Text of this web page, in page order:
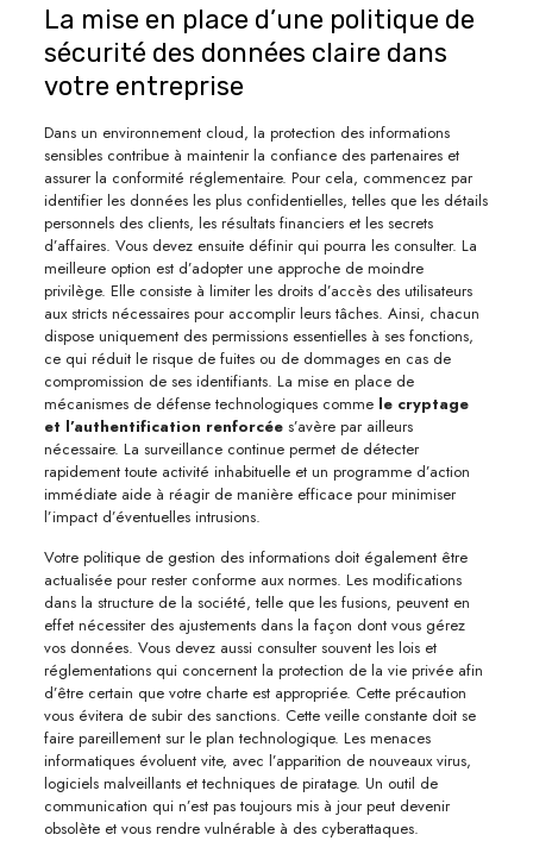
La mise en place d’une politique de
sécurité des données claire dans
votre entreprise
Dans un environnement cloud, la protection des informations
sensibles contribue à maintenir la confiance des partenaires et
assurer la conformité réglementaire. Pour cela, commencez par
identifier les données les plus confidentielles, telles que les détails
personnels des clients, les résultats financiers et les secrets
d’affaires. Vous devez ensuite définir qui pourra les consulter. La
meilleure option est d’adopter une approche de moindre
privilège. Elle consiste à limiter les droits d’accès des utilisateurs
aux stricts nécessaires pour accomplir leurs tâches. Ainsi, chacun
dispose uniquement des permissions essentielles à ses fonctions,
ce qui réduit le risque de fuites ou de dommages en cas de
compromission de ses identifiants. La mise en place de
mécanismes de défense technologiques comme le cryptage
et l’authentification renforcées’avère par ailleurs
nécessaire. La surveillance continue permet de détecter
rapidement toute activité inhabituelle et un programme d’action
immédiate aide à réagir de manière efficace pour minimiser
l’impact d’éventuelles intrusions.
Votre politique de gestion des informations doit également être
actualisée pour rester conforme aux normes. Les modifications
dans la structure de la société, telle que les fusions, peuvent en
effet nécessiter des ajustements dans la façon dont vous gérez
vos données. Vous devez aussi consulter souvent les lois et
réglementations qui concernent la protection de la vie privée afin
d’être certain que votre charte est appropriée. Cette précaution
vous évitera de subir des sanctions. Cette veille constante doit se
faire pareillement sur le plan technologique. Les menaces
informatiques évoluent vite, avec l’apparition de nouveaux virus,
logiciels malveillants et techniques de piratage. Un outil de
communication qui n’est pas toujours mis à jour peut devenir
obsolète et vous rendre vulnérable à des cyberattaques.